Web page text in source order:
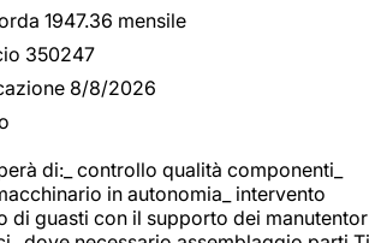
1947.36 mensile
350247
8/8/2026
di:_ controllo qualità componenti_
in autonomia_ intervento
di guasti con il supporto dei